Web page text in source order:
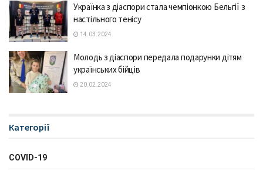
Українка з діаспори стала чемпіонкою Бельгії з
настільного тенісу
14.03.2024
Молодь з діаспори передала подарунки дітям
українських бійців
20.02.2024
Категорії
COVID-19